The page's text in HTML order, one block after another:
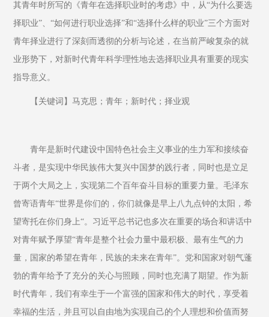
其青年时所写的《青年在选择职业时的考虑》中，从“为什么要选
择职业”、“如何进行职业选择”和“选择什么样的职业”三个方面对
青年择业进行了深刻而透彻的分析与论述，在当前严峻复杂的就
业形势下，对新时代青年科学理性地去选择职业具有重要的现实
指导意义。
【关键词】马克思；青年；新时代；择业观
青年是新时代建设中国特色社会主义事业的生力军和接续奋
斗者，是实现中华民族伟大复兴中国梦的践行者，同时也是立足
于两个大局之上，实现第二个百年奋斗目标的重要力量。毛泽东
曾寄语青年“世界是你们的，你们就像是早上八九点钟的太阳，希
望寄托在你们身上“。习近平总书记也多次在重要的场合和讲话中
对青年赋予厚望“青年是整个社会力量中最积极、最有生气的力
量，国家的希望在青年，民族的未来在青年”。党和国家对朝气蓬
勃的青年给予了充分的关心与照顾，同时也充满了期望。作为新
时代青年，我们有幸生于一个富强的国家和伟大的时代，享受着
幸福的生活，并且可以自由地为实现自己的个人理想和价值而努